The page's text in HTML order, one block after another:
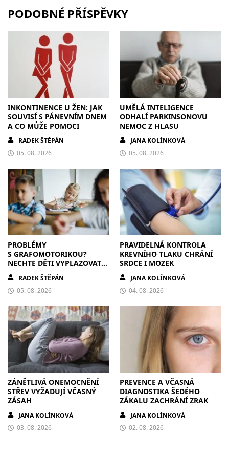
PODOBNÉ PŘÍSPĚVKY
INKONTINENCE U ŽEN: JAK
SOUVISÍ S PÁNEVNÍM DNEM
A CO MŮŽE POMOCI
RADEK ŠTĚPÁN
05. 08. 2026
UMĚLÁ INTELIGENCE
ODHALÍ PARKINSONOVU
NEMOC Z HLASU
JANA KOLÍNKOVÁ
05. 08. 2026
PROBLÉMY
S GRAFOMOTORIKOU?
NECHTE DĚTI VYPLAZOVAT
JAZYK A MALOVAT PO
ZDECHRADEK ŠTĚPÁN
05. 08. 2026
PRAVIDELNÁ KONTROLA
KREVNÍHO TLAKU CHRÁNÍ
SRDCE I MOZEK
JANA KOLÍNKOVÁ
04. 08. 2026
ZÁNĚTLIVÁ ONEMOCNĚNÍ
STŘEV VYŽADUJÍ VČASNÝ
ZÁSAH
JANA KOLÍNKOVÁ
03. 08. 2026
PREVENCE A VČASNÁ
DIAGNOSTIKA ŠEDÉHO
ZÁKALU ZACHRÁNÍ ZRAK
JANA KOLÍNKOVÁ
02. 08. 2026